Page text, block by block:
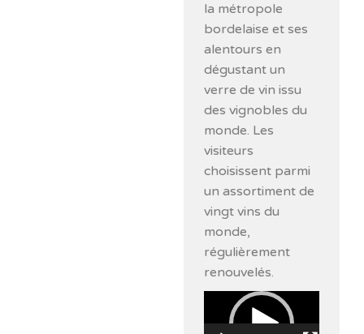
la métropole
bordelaise et ses
alentours en
dégustant un
verre de vin issu
des vignobles du
monde. Les
visiteurs
choisissent parmi
un assortiment de
vingt vins du
monde,
régulièrement
renouvelés.
Lecteur
vidéo